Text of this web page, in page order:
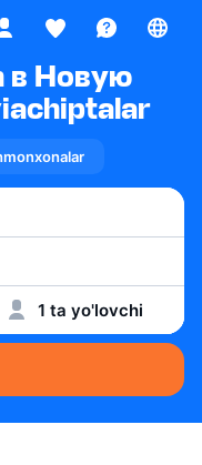
в Новую
1 ta yo'lovchi